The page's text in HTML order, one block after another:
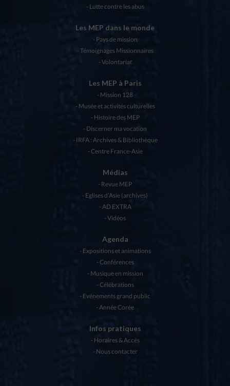
Lutte contre les abus
Les MEP dans le monde
Pays de mission
Témoignages Missionnaires
Volontariat
Les MEP à Paris
Mission 128
Musée et activités culturelles
Histoire des MEP
Discerner ma vocation
IRFA : Archives & Bibliothèque
Centre France-Asie
Médias
Revue MEP
Eglises d’Asie (archives)
AD EXTRA
Vidéos
Agenda
Expositions et animations
Conférences
Musique en mission
Célébrations
Evénements grand public
Année Corée
Infos pratiques
Horaires & Accès
Nous contacter